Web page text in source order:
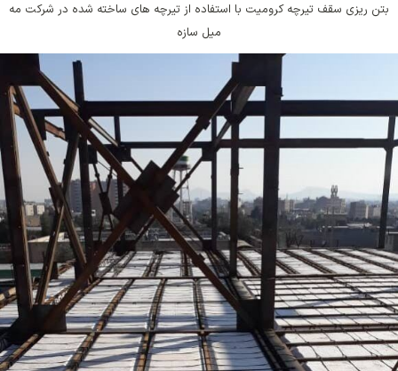
بتن ریزی سقف تیرچه کرومیت با استفاده از تیرچه های ساخته شده در شرکت مه
میل سازه